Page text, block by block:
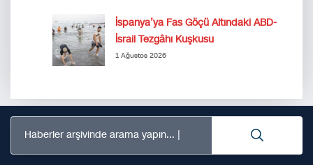
İspanya’ya Fas Göçü Altındaki ABD-
İsrail Tezgâhı Kuşkusu
1 Ağustos 2026
Haberler arşivinde arama yapın...